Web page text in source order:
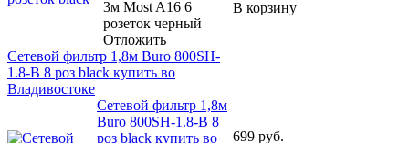
3м Most A16 6
розеток черный
Отложить
В корзину
Сетевой фильтр 1,8м Buro 800SH-
1.8-B 8 роз black купить во
Владивостоке
Сетевой фильтр 1,8м
Buro 800SH-1.8-B 8
роз black купить во
699 руб.